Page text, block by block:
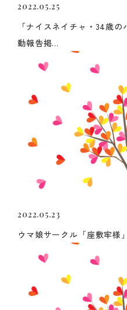
2022.05.25
「ナイスネイチャ・34歳
動報告掲...
2022.05.23
ウマ娘サークル「座敷牢様